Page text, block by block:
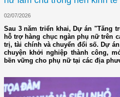
02/07/2026
Sau 3 năm triển khai, Dự án "Tăng
hỗ trợ hàng chục ngàn phụ nữ trên
trị, tài chính và chuyển đổi số. Dự
chuyện khởi nghiệp thành công,
bền vững cho phụ nữ tại các địa